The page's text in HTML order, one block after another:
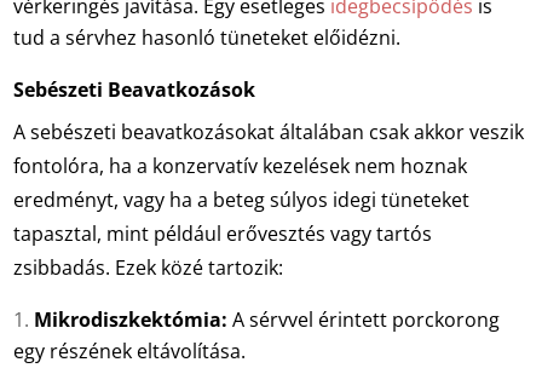
vérkeringés javítása. Egy esetleges idegbecsípődés is
tud a sérvhez hasonló tüneteket előidézni.
Sebészeti Beavatkozások
A sebészeti beavatkozásokat általában csak akkor veszik
fontolóra, ha a konzervatív kezelések nem hoznak
eredményt, vagy ha a beteg súlyos idegi tüneteket
tapasztal, mint például erővesztés vagy tartós
zsibbadás. Ezek közé tartozik:
Mikrodiszkektómia: A sérvvel érintett porckorong
egy részének eltávolítása.